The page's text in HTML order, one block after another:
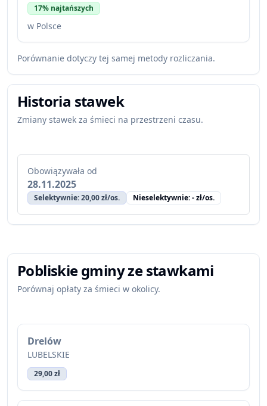
17% najtańszych
w Polsce
Porównanie dotyczy tej samej metody rozliczania.
Historia stawek
Zmiany stawek za śmieci na przestrzeni czasu.
Obowiązywała od
28.11.2025
Selektywnie: 20,00 zł/os. Nieselektywnie: - zł/os.
Pobliskie gminy ze stawkami
Porównaj opłaty za śmieci w okolicy.
Drelów
LUBELSKIE
29,00 zł